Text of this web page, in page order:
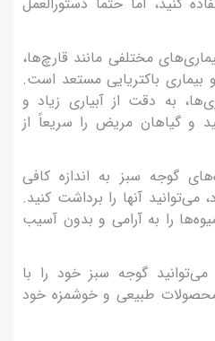
مختلفی مانند قارچ‌ها،
باکتریایی مستعد است.
به دقت از آبیاری زیاد و
و گیاهان مریض را سریعاً از
گوجه سبز به اندازه کافی
می‌توانید آنها را برداشت کنید.
را به آرامی و بدون آسیب
گوجه سبز خود را با
طبیعی و خوشمزه خود